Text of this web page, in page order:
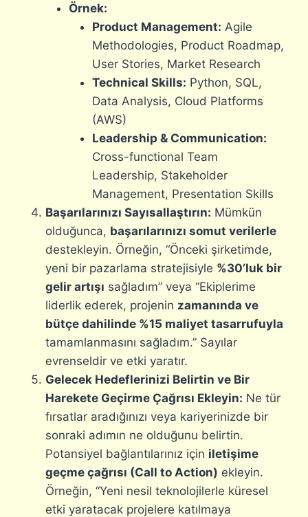
Örnek:
Product Management: Agile
Methodologies, Product Roadmap,
User Stories, Market Research
Technical Skills: Python, SQL,
Data Analysis, Cloud Platforms
(AWS)
Leadership & Communication:
Cross-functional Team
Leadership, Stakeholder
Management, Presentation Skills
Başarılarınızı Sayısallaştırın: Mümkün
olduğunca, başarılarınızı somut verilerle
destekleyin. Örneğin, “Önceki şirketimde,
yeni bir pazarlama stratejisiyle %30’luk bir
gelir artışı sağladım” veya “Ekiplerime
liderlik ederek, projenin zamanında ve
bütçe dahilinde %15 maliyet tasarrufuyla
tamamlanmasını sağladım.” Sayılar
evrenseldir ve etki yaratır.
Gelecek Hedeflerinizi Belirtin ve Bir
Harekete Geçirme Çağrısı Ekleyin: Ne tür
fırsatlar aradığınızı veya kariyerinizde bir
sonraki adımın ne olduğunu belirtin.
Potansiyel bağlantılarınız için iletişime
geçme çağrısı (Call to Action) ekleyin.
Örneğin, “Yeni nesil teknolojilerle küresel
etki yaratacak projelere katılmaya